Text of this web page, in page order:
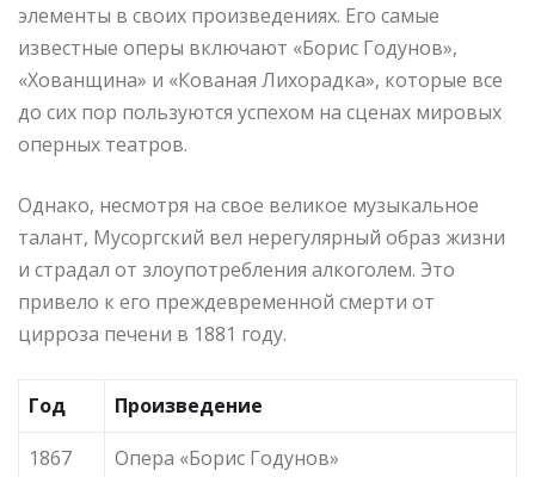
элементы в своих произведениях. Его самые
известные оперы включают «Борис Годунов»,
«Хованщина» и «Кованая Лихорадка», которые все
до сих пор пользуются успехом на сценах мировых
оперных театров.
Однако, несмотря на свое великое музыкальное
талант, Мусоргский вел нерегулярный образ жизни
и страдал от злоупотребления алкоголем. Это
привело к его преждевременной смерти от
цирроза печени в 1881 году.
Год
Произведение
1867
Опера «Борис Годунов»